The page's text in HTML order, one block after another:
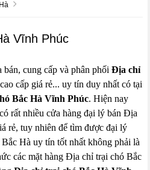
Vĩnh Phúc
cung cấp và phân phốiĐịa chỉ
cao cấp giá rẻ... uy tín duy nhất có tại
Bắc Hà Vĩnh Phúc. Hiện nay
có rất nhiều cửa hàng đại lý bán Địa
rẻ, tuy nhiên để tìm được đại lý
Hà uy tín tốt nhất không phải là
các mặt hàng Địa chỉ trại chó Bắc